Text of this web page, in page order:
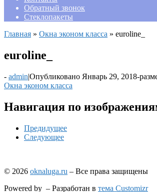
Обратный звонок
Стеклопакеты
Главная » Окна эконом класса » euroline_
euroline_
- admin|Опубликовано Январь 29, 2018-
Окна эконом класса
Навигация по
Предидущее
Следующее
© 2026 oknaluga.ru – Все права защищены
Powered by – Разработан в тема Customizr